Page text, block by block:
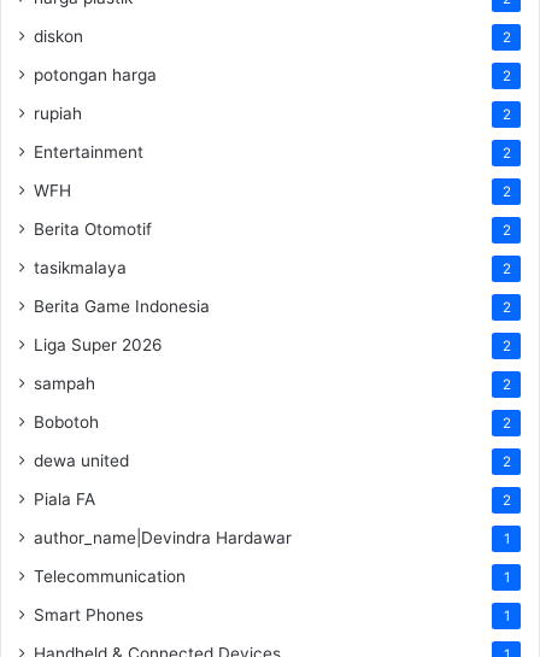
diskon 2
potongan harga 2
rupiah 2
Entertainment 2
WFH 2
Berita Otomotif 2
tasikmalaya 2
Berita Game Indonesia 2
Liga Super 2026 2
sampah 2
Bobotoh 2
dewa united 2
Piala FA 2
author_name|Devindra Hardawar 1
Telecommunication 1
Smart Phones 1
Handheld & Connected Devices